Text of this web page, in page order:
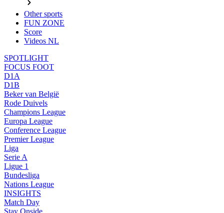
Other sports
FUN ZONE
Score
Videos NL
SPOTLIGHT
FOCUS FOOT
D1A
D1B
Beker van België
Rode Duivels
Champions League
Europa League
Conference League
Premier League
Liga
Serie A
Ligue 1
Bundesliga
Nations League
INSIGHTS
Match Day
Stay Onside